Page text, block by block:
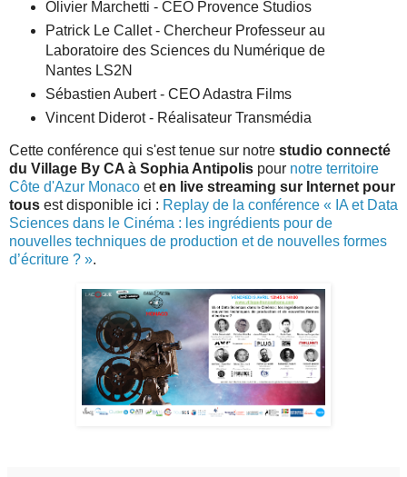
Olivier Marchetti - CEO Provence Studios
Patrick Le Callet - Chercheur Professeur au
Laboratoire des Sciences du Numérique de
Nantes LS2N
Sébastien Aubert - CEO Adastra Films
Vincent Diderot - Réalisateur Transmédia
Cette conférence qui s'est tenue sur notre studio connecté
du Village By CA à Sophia Antipolis pour notre territoire
Côte d'Azur Monaco eten live streaming sur Internet pour
tous est disponible ici : Replay de la conférence « IA et Data
Sciences dans le Cinéma : les ingrédients pour de
nouvelles techniques de production et de nouvelles formes
d’écriture ? ».